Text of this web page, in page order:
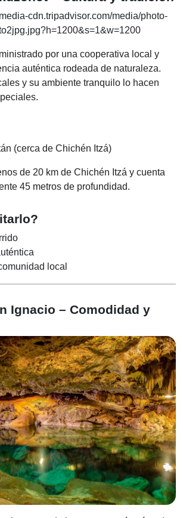
por una cooperativa local y
auténtica rodeada de naturaleza.
y su ambiente tranquilo lo hacen
(cerca de Chichén Itzá)
de 20 km de Chichén Itzá y cuenta
45 metros de profundidad.
local
Ignacio – Comodidad y